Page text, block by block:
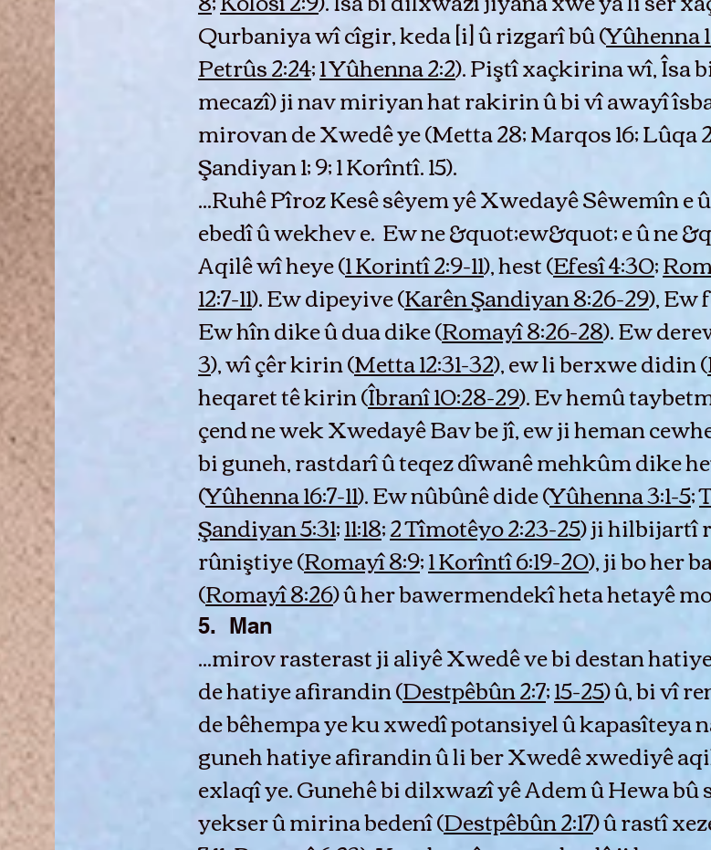
Qurbaniya wî cîgir, keda [i] û rizgarî bû (Yûhenna
Petrûs 2:24;1 Yûhenna 2:2). Piştî xaçkirina wî, Îsa
mecazî) ji nav miriyan hat rakirin û bi vî awayî
mirovan de Xwedê ye (Metta 28; Marqos 16; Lûqa
Şandiyan 1; 9; 1 Korîntî. 15).
...Ruhê Pîroz Kesê sêyem yê Xwedayê Sêwemîn e
ebedî û wekhev e. Ew ne &quot;ew&quot; e û ne
Aqilê wî heye (1 Korintî 2:9-11), hest (Efesî 4:30;
12:7-11). Ew dipeyive (Karên Şandiyan 8:26-29), Ew
Ew hîn dike û dua dike (Romayî 8:26-28). Ew
3), wî çêr kirin (Metta 12:31-32), ew li berxwe didin (
heqaret tê kirin (Îbranî 10:28-29). Ev hemû
çend ne wek Xwedayê Bav be jî, ew ji heman
bi guneh, rastdarî û teqez dîwanê mehkûm dike
(Yûhenna 16:7-11). Ew nûbûnê dide (Yûhenna 3:1-5;
Şandiyan 5:31;11:18;2 Tîmotêyo 2:23-25) ji hilbijartî
rûniştiye (Romayî 8:9;1 Korîntî 6:19-20), ji bo her
(Romayî 8:26) û her bawermendekî heta hetayê
5. Man
...mirov rasterast ji aliyê Xwedê ve bi destan
de hatiye afirandin (Destpêbûn 2:7;15-25) û, bi vî
de bêhempa ye ku xwedî potansiyel û
guneh hatiye afirandin û li ber Xwedê xwediyê
exlaqî ye. Gunehê bi dilxwazî yê Adem û Hewa
yekser û mirina bedenî (Destpêbûn 2:17) û rastî